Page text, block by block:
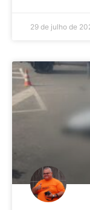
29 de julho de